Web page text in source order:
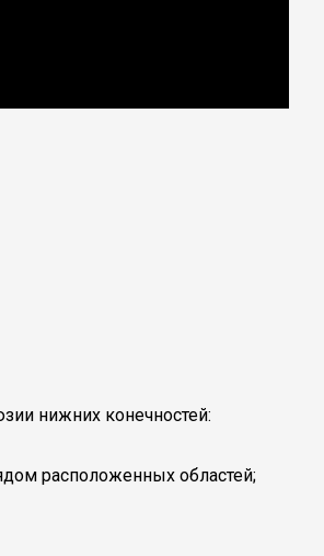
нижних конечностей:
расположенных областей;